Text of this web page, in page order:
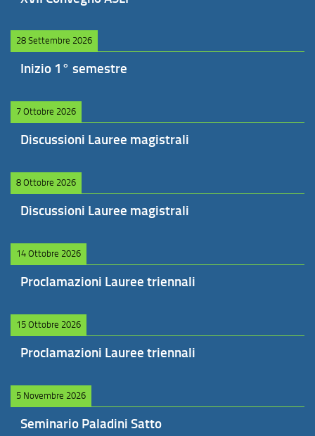
28 Settembre 2026
Inizio 1° semestre
7 Ottobre 2026
Discussioni Lauree magistrali
8 Ottobre 2026
Discussioni Lauree magistrali
14 Ottobre 2026
Proclamazioni Lauree triennali
15 Ottobre 2026
Proclamazioni Lauree triennali
5 Novembre 2026
Seminario Paladini Satto